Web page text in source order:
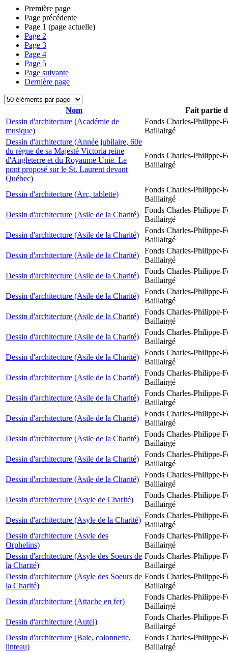
Première page
Page précédente
Page 1 (page actuelle)
Page 2
Page 3
Page 4
Page 5
Page suivante
Dernière page
Nom
Fait partie
Dessin d'architecture (Académie de
musique)
Fonds Charles-Philippe-
Baillairgé
Dessin d'architecture (Année jubilaire, 60e
du règne de sa Majesté Victoria reine
d'Angleterre et du Royaume Unie. Le
pont proposé sur le St. Laurent devant
Québec)
Fonds Charles-Philippe-
Baillairgé
Dessin d'architecture (Arc, tablette)
Fonds Charles-Philippe-
Baillairgé
Dessin d'architecture (Asile de la Charité)
Fonds Charles-Philippe-
Baillairgé
Dessin d'architecture (Asile de la Charité)
Fonds Charles-Philippe-
Baillairgé
Dessin d'architecture (Asile de la Charité)
Fonds Charles-Philippe-
Baillairgé
Dessin d'architecture (Asile de la Charité)
Fonds Charles-Philippe-
Baillairgé
Dessin d'architecture (Asile de la Charité)
Fonds Charles-Philippe-
Baillairgé
Dessin d'architecture (Asile de la Charité)
Fonds Charles-Philippe-
Baillairgé
Dessin d'architecture (Asile de la Charité)
Fonds Charles-Philippe-
Baillairgé
Dessin d'architecture (Asile de la Charité)
Fonds Charles-Philippe-
Baillairgé
Dessin d'architecture (Asile de la Charité)
Fonds Charles-Philippe-
Baillairgé
Dessin d'architecture (Asile de la Charité)
Fonds Charles-Philippe-
Baillairgé
Dessin d'architecture (Asile de la Charité)
Fonds Charles-Philippe-
Baillairgé
Dessin d'architecture (Asile de la Charité)
Fonds Charles-Philippe-
Baillairgé
Dessin d'architecture (Asile de la Charité)
Fonds Charles-Philippe-
Baillairgé
Dessin d'architecture (Asile de la Charité)
Fonds Charles-Philippe-
Baillairgé
Dessin d'architecture (Asyle de Charité)
Fonds Charles-Philippe-
Baillairgé
Dessin d'architecture (Asyle de la Charité)
Fonds Charles-Philippe-
Baillairgé
Dessin d'architecture (Asyle des
Orphelins)
Fonds Charles-Philippe-
Baillairgé
Dessin d'architecture (Asyle des Soeurs de
la Charité)
Fonds Charles-Philippe-
Baillairgé
Dessin d'architecture (Asyle des Soeurs de
la Charité)
Fonds Charles-Philippe-
Baillairgé
Dessin d'architecture (Attache en fer)
Fonds Charles-Philippe-
Baillairgé
Dessin d'architecture (Autel)
Fonds Charles-Philippe-
Baillairgé
Dessin d'architecture (Baie, colonnette,
linteau)
Fonds Charles-Philippe-
Baillairgé